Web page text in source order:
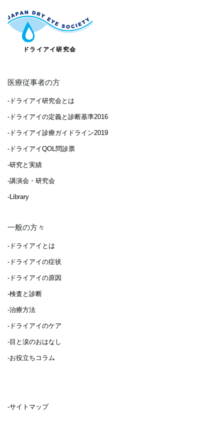
医療従事者の方
-ドライアイ研究会とは
-ドライアイの定義と診断基準2016
-ドライアイ診療ガイドライン2019
-ドライアイQOL問診票
-研究と実績
-講演会・研究会
-Library
一般の方々
-ドライアイとは
-ドライアイの症状
-ドライアイの原因
-検査と診断
-治療方法
-ドライアイのケア
-目と涙のおはなし
-お役立ちコラム
-サイトマップ